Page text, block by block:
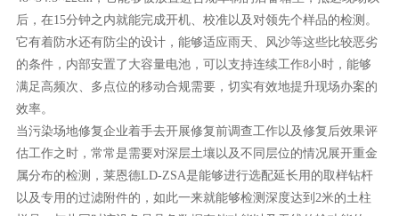
后，在15分钟之内就能完成开机、校准以及对领先个样品的检测。
它有着防水还有防尘的设计，能够适应雨天、风沙等这些比较恶劣
的条件，内部安置了大容量电池，可以支持连续工作8小时，能够
满足高频次、多点位的移动合规需要，切实有效地提升现场办案的
效率。
当污染场地修复企业着手去开展修复前调查工作以及修复后效果评
估工作之时，常常是需要对深层土壤以及不同层位的情况展开重金
属分布的检测，莱恩德LD-ZSA是能够进行选配延长用的取样钻杆
以及专用的过滤附件的，如此一来就能够检测深度达到2米的土柱